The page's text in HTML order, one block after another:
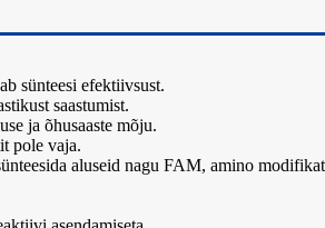
sünteesi efektiivsust.
saastumist.
ja õhusaaste mõju.
pole vaja.
aluseid nagu FAM, amino